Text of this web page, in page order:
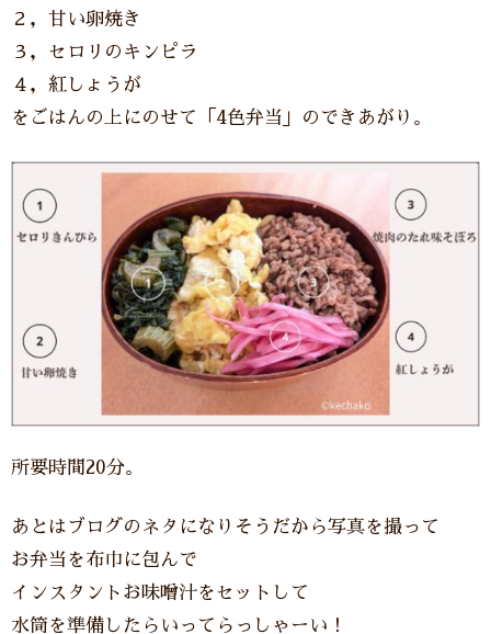
２，甘い卵焼き
３，セロリのキンピラ
４，紅しょうが
をごはんの上にのせて「4色弁当」のできあがり。
所要時間20分。
あとはブログのネタになりそうだから写真を撮って
お弁当を布巾に包んで
インスタントお味噌汁をセットして
水筒を準備したらいってらっしゃーい！